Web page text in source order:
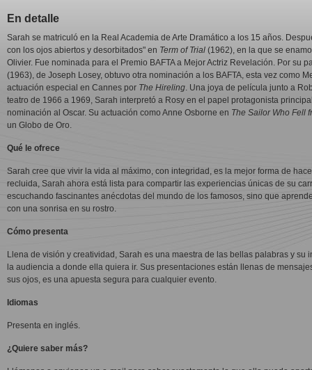
En detalle
Sarah se matriculó en la Real Academia de Arte Dramático a los 15 años.
con los ojos abiertos y desorbitados" en Term of Trial (1962), en la que se
Olivier. Fue nominada para el Premio BAFTA a Mejor Actriz Revelación. Por su
(1963), de Joseph Losey, obtuvo otra nominación a los BAFTA, esta vez como
actuación especial en Cannes por The Hireling. Una joya de película junto a
teatro de 1966 a 1969, Sarah interpretó a Rosy en el papel protagonista
nominación al Oscar. Su actuación como Anne Osborne en The Sailor Who Fell
un Globo de Oro.
Qué le ofrece
Sarah cree que vivir la vida al máximo, con integridad, es la mejor forma de
recluida, Sarah ahora está lista para compartir las experiencias únicas de su
escuchando fascinantes anécdotas del mundo de los famosos, sino que
con una sonrisa en su rostro.
Cómo presenta
Llena de visión y creatividad, Sarah es una maestra de las bellas palabras y
la audiencia a donde ella quiera ir. Sus presentaciones están llenas de
sus ojos, es una apuesta segura para cualquier evento.
Idiomas
Presenta en inglés.
¿Quiere saber más?